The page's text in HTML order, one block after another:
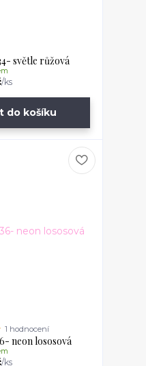
světle růžová
/ks
do košíku
1 hodnocení
neon lososová
/ks